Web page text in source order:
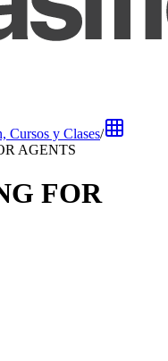
Cursos y Clases/
AGENTS
FOR